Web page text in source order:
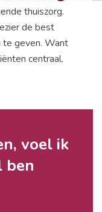
thuiszorg.
de best
te geven. Want
centraal.
voel ik
ben